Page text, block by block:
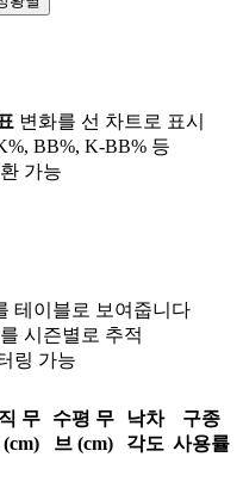
변화를 선 차트로 표시
BB%, K-BB% 등
가능
테이블로 보여줍니다
시즌별로 추적
링 가능
무
(cm)
수평 무
브 (cm)
낙차
각도
구종
사용률